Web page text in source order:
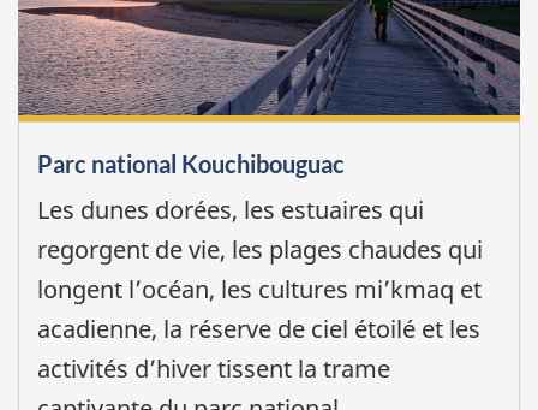
Parc national Kouchibouguac
Les dunes dorées, les estuaires qui
regorgent de vie, les plages chaudes qui
longent l’océan, les cultures mi’kmaq et
acadienne, la réserve de ciel étoilé et les
activités d’hiver tissent la trame